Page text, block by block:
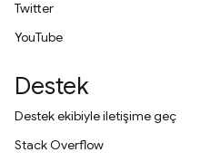
Twitter
YouTube
Destek
Destek ekibiyle iletişime geç
Stack Overflow